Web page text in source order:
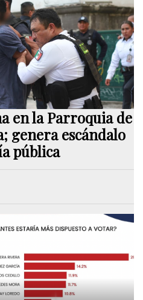
en la Parroquia de
genera escándalo
pública